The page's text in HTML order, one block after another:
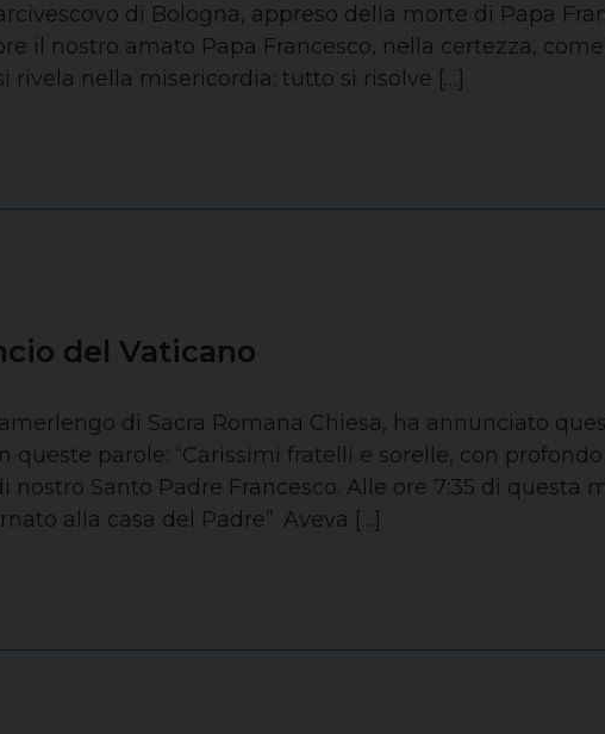
di Bologna, appreso della morte di Papa
il nostro amato Papa Francesco, nella certezza,
rivela nella misericordia; tutto si risolve […]
del Vaticano
di Sacra Romana Chiesa, ha annunciato
queste parole: “Carissimi fratelli e sorelle, con
Santo Padre Francesco. Alle ore 7:35 di questa
alla casa del Padre”. Aveva […]